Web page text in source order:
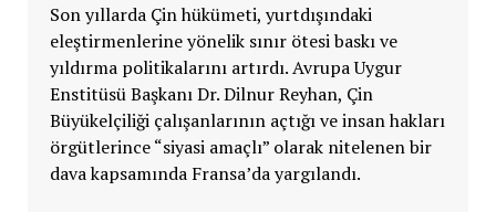
Son yıllarda Çin hükümeti, yurtdışındaki
eleştirmenlerine yönelik sınır ötesi baskı ve
yıldırma politikalarını artırdı. Avrupa Uygur
Enstitüsü Başkanı Dr. Dilnur Reyhan, Çin
Büyükelçiliği çalışanlarının açtığı ve insan hakları
örgütlerince “siyasi amaçlı” olarak nitelenen bir
dava kapsamında Fransa’da yargılandı.